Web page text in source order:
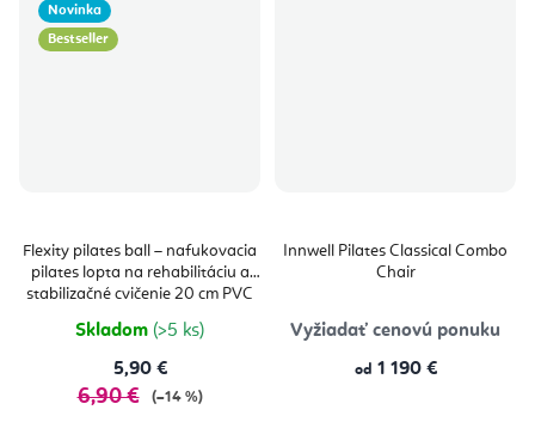
Novinka
Bestseller
Flexity pilates ball – nafukovacia
pilates lopta na rehabilitáciu a
stabilizačné cvičenie 20 cm PVC
Skladom (>5 ks)
5,90 €
6,90 € (–14 %)
Innwell Pilates Classical Combo
Chair
Vyžiadať cenovú ponuku
od 1 190 €